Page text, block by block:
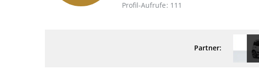
Profil-Aufrufe 111
Partner: